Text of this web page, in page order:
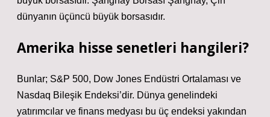
dünyanın üçüncü büyük borsasıdır.
Amerika hisse senetleri hangileri?
Bunlar; S&P 500, Dow Jones Endüstri Ortalaması ve
Nasdaq Bileşik Endeksi’dir. Dünya genelindeki
yatırımcılar ve finans medyası bu üç endeksi yakından